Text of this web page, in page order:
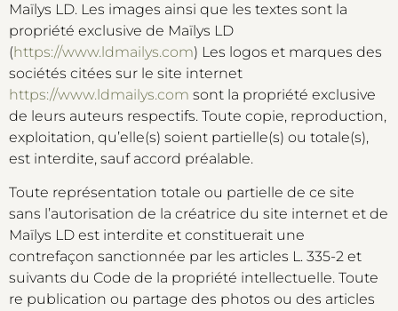
Maïlys LD. Les images ainsi que les textes sont la
propriété exclusive de Maïlys LD
(https://www.ldmailys.com) Les logos et marques des
sociétés citées sur le site internet
https://www.ldmailys.com sont la propriété exclusive
de leurs auteurs respectifs. Toute copie, reproduction,
exploitation, qu’elle(s) soient partielle(s) ou totale(s),
est interdite, sauf accord préalable.
Toute représentation totale ou partielle de ce site
sans l’autorisation de la créatrice du site internet et de
Maïlys LD est interdite et constituerait une
contrefaçon sanctionnée par les articles L. 335-2 et
suivants du Code de la propriété intellectuelle. Toute
re publication ou partage des photos ou des articles